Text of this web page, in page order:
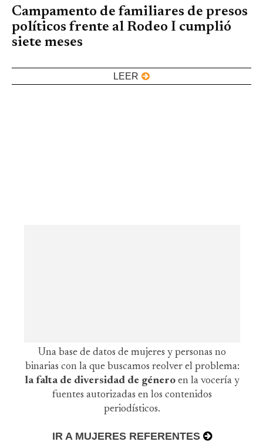
Campamento de familiares de presos
políticos frente al Rodeo I cumplió
siete meses
LEER
Una base de datos de mujeres y personas no
binarias con la que buscamos reolver el problema:
la falta de diversidad de género en la vocería y
fuentes autorizadas en los contenidos
periodísticos.
IR A MUJERES REFERENTES